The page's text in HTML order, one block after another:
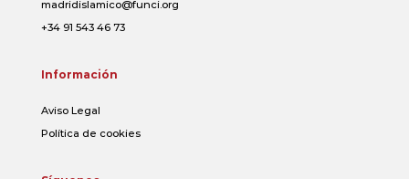
madridislamico@funci.org
+34 91 543 46 73
Información
Aviso Legal
Política de cookies